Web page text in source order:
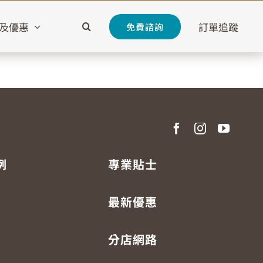
優惠 免費諮詢 訂單追蹤
專業貼士
最新優惠
分店網路